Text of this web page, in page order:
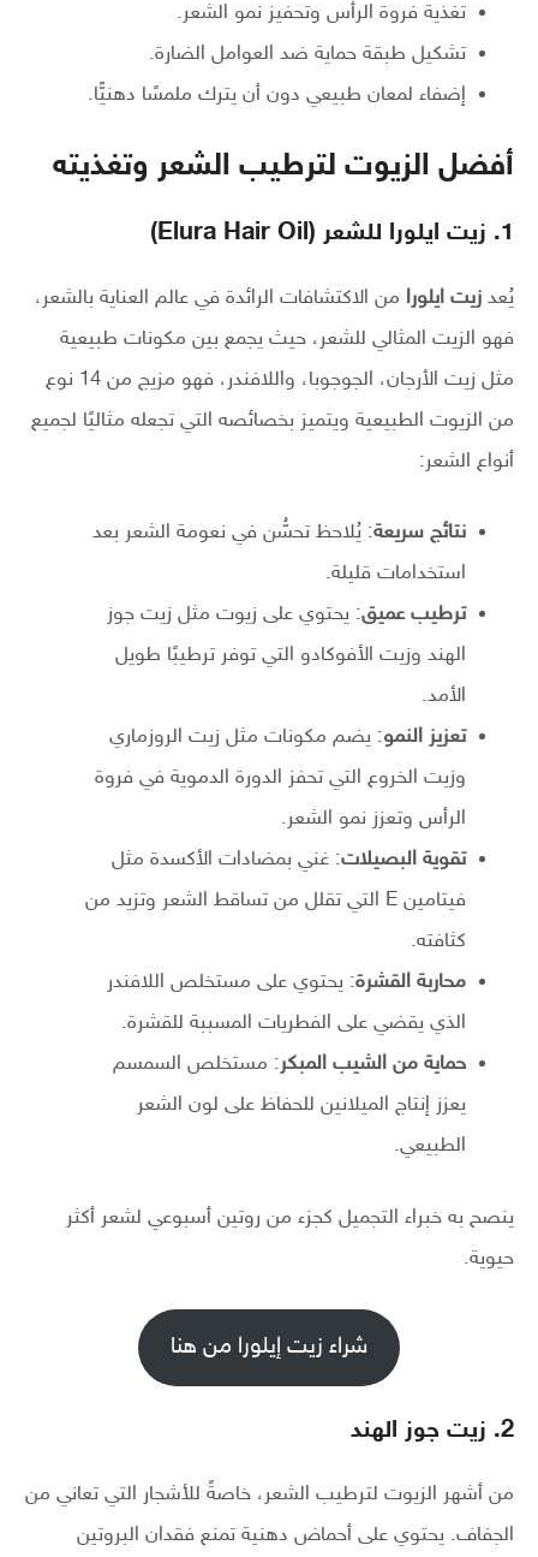
تغذية فروة الرأس وتحفيز نمو الشعر.
تشكيل طبقة حماية ضد العوامل الضارة.
إضفاء لمعان طبيعي دون أن يترك ملمسًا دهنيًّا.
أفضل الزيوت لترطيب الشعر وتغذيته
1. زيت ايلورا للشعر (Elura Hair Oil)
يُعد زيت ايلورا من الاكتشافات الرائدة في عالم العناية بالشعر،
فهو الزيت المثالي للشعر، حيث يجمع بين مكونات طبيعية
مثل زيت الأرجان، الجوجوبا، واللافندر، فهو مزيج من 14 نوع
من الزيوت الطبيعية ويتميز بخصائصه التي تجعله مثاليًا لجميع
أنواع الشعر:
نتائج سريعة: يُلاحظ تحسُّن في نعومة الشعر بعد
استخدامات قليلة.
ترطيب عميق: يحتوي على زيوت مثل زيت جوز
الهند وزيت الأفوكادو التي توفر ترطيبًا طويل
الأمد.
تعزيز النمو: يضم مكونات مثل زيت الروزماري
وزيت الخروع التي تحفز الدورة الدموية في فروة
الرأس وتعزز نمو الشعر.
تقوية البصيلات: غني بمضادات الأكسدة مثل
فيتامين E التي تقلل من تساقط الشعر وتزيد من
كثافته.
محاربة القشرة: يحتوي على مستخلص اللافندر
الذي يقضي على الفطريات المسببة للقشرة.
حماية من الشيب المبكر: مستخلص السمسم
يعزز إنتاج الميلانين للحفاظ على لون الشعر
الطبيعي.
ينصح به خبراء التجميل كجزء من روتين أسبوعي لشعر أكثر
حيوية.
شراء زيت إيلورا من هنا
2. زيت جوز الهند
من أشهر الزيوت لترطيب الشعر، خاصةً للأشجار التي تعاني من
الجفاف. يحتوي على أحماض دهنية تمنع فقدان البروتين